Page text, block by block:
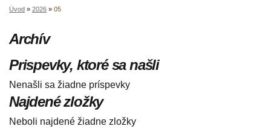
Úvod » 2026 » 05
Archív
Prispevky, ktoré sa našli
Nenašli sa žiadne príspevky
Najdené zložky
Neboli najdené žiadne zložky